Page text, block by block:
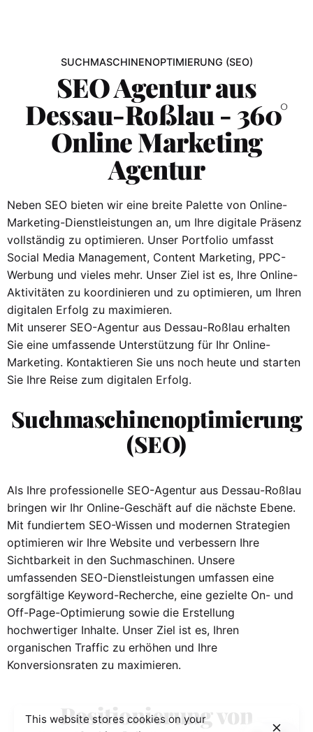
SUCHMASCHINENOPTIMIERUNG (SEO)
SEO Agentur aus
Dessau-Roßlau⁠ - 360°
Online Marketing
Agentur
Neben SEO bieten wir eine breite Palette von Online-
Marketing-Dienstleistungen an, um Ihre digitale Präsenz
vollständig zu optimieren. Unser Portfolio umfasst
Social Media Management, Content Marketing, PPC-
Werbung und vieles mehr. Unser Ziel ist es, Ihre Online-
Aktivitäten zu koordinieren und zu optimieren, um Ihren
digitalen Erfolg zu maximieren.
Mit unserer SEO-Agentur aus Dessau-Roßlau erhalten
Sie eine umfassende Unterstützung für Ihr Online-
Marketing. Kontaktieren Sie uns noch heute und starten
Sie Ihre Reise zum digitalen Erfolg.
Suchmaschinenoptimierung
(SEO)
Als Ihre professionelle SEO-Agentur aus Dessau-Roßlau
bringen wir Ihr Online-Geschäft auf die nächste Ebene.
Mit fundiertem SEO-Wissen und modernen Strategien
optimieren wir Ihre Website und verbessern Ihre
Sichtbarkeit in den Suchmaschinen. Unsere
umfassenden SEO-Dienstleistungen umfassen eine
sorgfältige Keyword-Recherche, eine gezielte On- und
Off-Page-Optimierung sowie die Erstellung
hochwertiger Inhalte. Unser Ziel ist es, Ihren
organischen Traffic zu erhöhen und Ihre
Konversionsraten zu maximieren.
Positionierung von
This website stores cookies on your